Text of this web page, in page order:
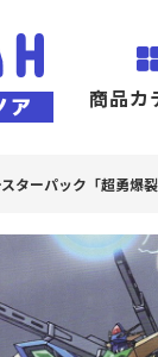
商品カ
ターパック「超勇爆裂